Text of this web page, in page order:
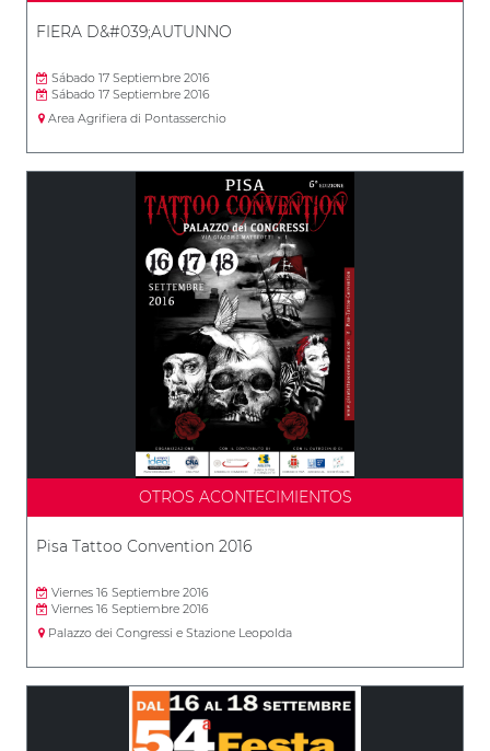
FIERA D&#039;AUTUNNO
Sábado 17 Septiembre 2016
Sábado 17 Septiembre 2016
Area Agrifiera di Pontasserchio
OTROS ACONTECIMIENTOS
Pisa Tattoo Convention 2016
Viernes 16 Septiembre 2016
Viernes 16 Septiembre 2016
Palazzo dei Congressi e Stazione Leopolda